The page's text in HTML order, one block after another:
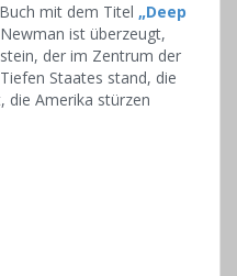
mit dem Titel „Deep
Newman ist überzeugt,
der im Zentrum der
Staates stand, die
die Amerika stürzen